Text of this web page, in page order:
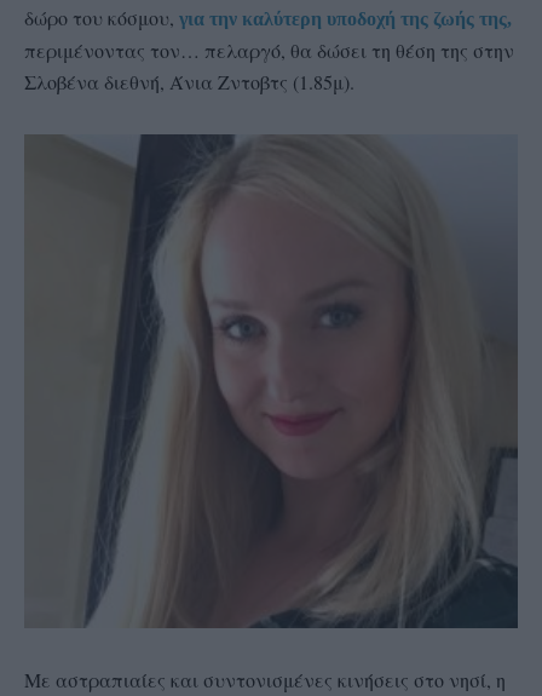
δώρο του κόσμου, για την καλύτερη υποδοχή της ζωής της,
περιμένοντας τον… πελαργό, θα δώσει τη θέση της στην
Σλοβένα διεθνή, Άνια Ζντοβτς (1.85μ).
Με αστραπιαίες και συντονισμένες κινήσεις στο νησί, η